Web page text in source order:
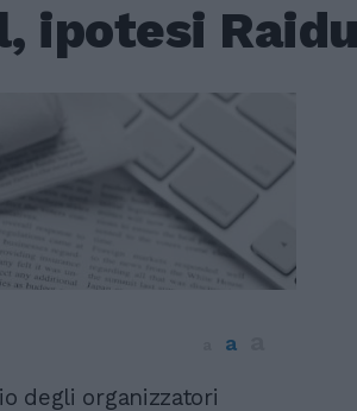
ipotesi
a
degli organizzatori